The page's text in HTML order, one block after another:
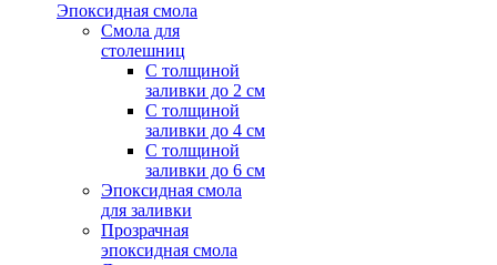
Эпоксидная смола
Смола для
столешниц
С толщиной
заливки до 2 см
С толщиной
заливки до 4 см
С толщиной
заливки до 6 см
Эпоксидная смола
для заливки
Прозрачная
эпоксидная смола